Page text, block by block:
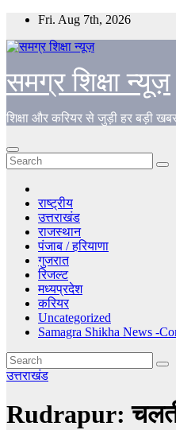
Skip
content
Fri. Aug 7th, 2026
समग्र शिक्षा न्यूज़
शिक्षा और करियर से जुड़ी हर बड़ी
राष्ट्रीय
उत्तराखंड
राजस्थान
पंजाब / हरियाणा
गुजरात
रिजल्ट
मध्यप्रदेश
करियर
Uncategorized
Samagra Shikha News -
उत्तराखंड
Rudrapur: चलती